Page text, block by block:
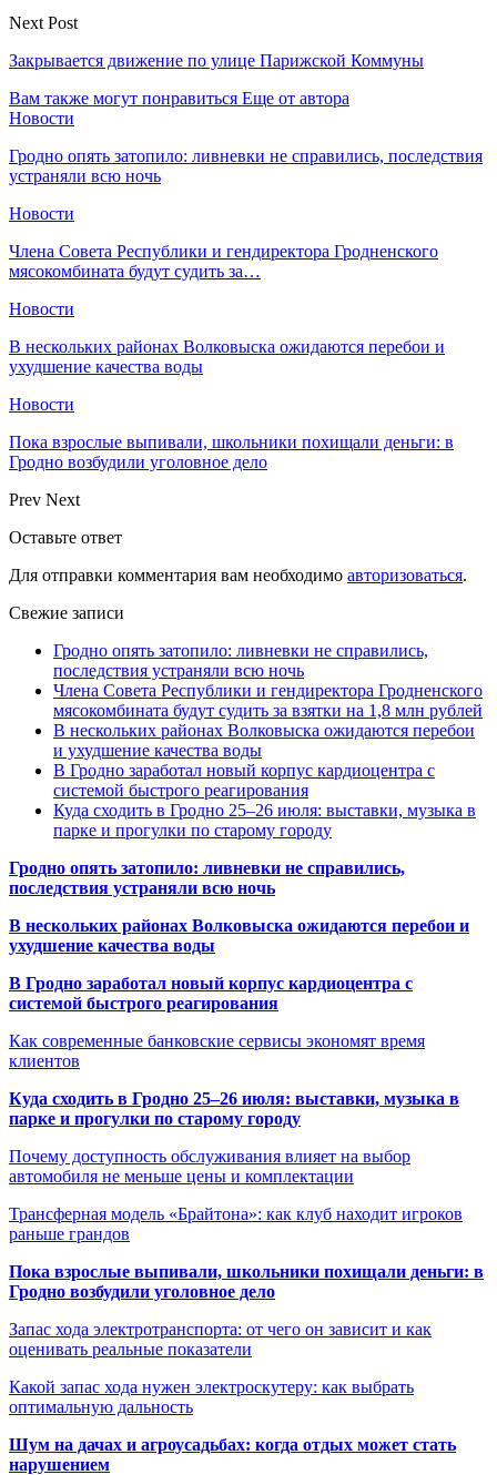
Next Post
Закрывается движение по улице Парижской Коммуны
Вам также могут понравиться Еще от автора
Новости
Гродно опять затопило: ливневки не справились, последствия
устраняли всю ночь
Новости
Члена Совета Республики и гендиректора Гродненского
мясокомбината будут судить за…
Новости
В нескольких районах Волковыска ожидаются перебои и
ухудшение качества воды
Новости
Пока взрослые выпивали, школьники похищали деньги: в
Гродно возбудили уголовное дело
Prev Next
Оставьте ответ
Для отправки комментария вам необходимо авторизоваться.
Свежие записи
Гродно опять затопило: ливневки не справились,
последствия устраняли всю ночь
Члена Совета Республики и гендиректора Гродненского
мясокомбината будут судить за взятки на 1,8 млн рублей
В нескольких районах Волковыска ожидаются перебои
и ухудшение качества воды
В Гродно заработал новый корпус кардиоцентра с
системой быстрого реагирования
Куда сходить в Гродно 25–26 июля: выставки, музыка в
парке и прогулки по старому городу
Гродно опять затопило: ливневки не справились,
последствия устраняли всю ночь
В нескольких районах Волковыска ожидаются перебои и
ухудшение качества воды
В Гродно заработал новый корпус кардиоцентра с
системой быстрого реагирования
Как современные банковские сервисы экономят время
клиентов
Куда сходить в Гродно 25–26 июля: выставки, музыка в
парке и прогулки по старому городу
Почему доступность обслуживания влияет на выбор
автомобиля не меньше цены и комплектации
Трансферная модель «Брайтона»: как клуб находит игроков
раньше грандов
Пока взрослые выпивали, школьники похищали деньги: в
Гродно возбудили уголовное дело
Запас хода электротранспорта: от чего он зависит и как
оценивать реальные показатели
Какой запас хода нужен электроскутеру: как выбрать
оптимальную дальность
Шум на дачах и агроусадьбах: когда отдых может стать
нарушением